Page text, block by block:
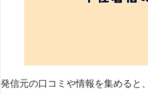
発信元の口コミや情報を集めると